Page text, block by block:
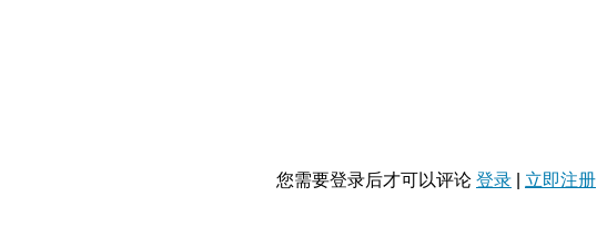
您需要登录后才可以评论 登录 立即注册